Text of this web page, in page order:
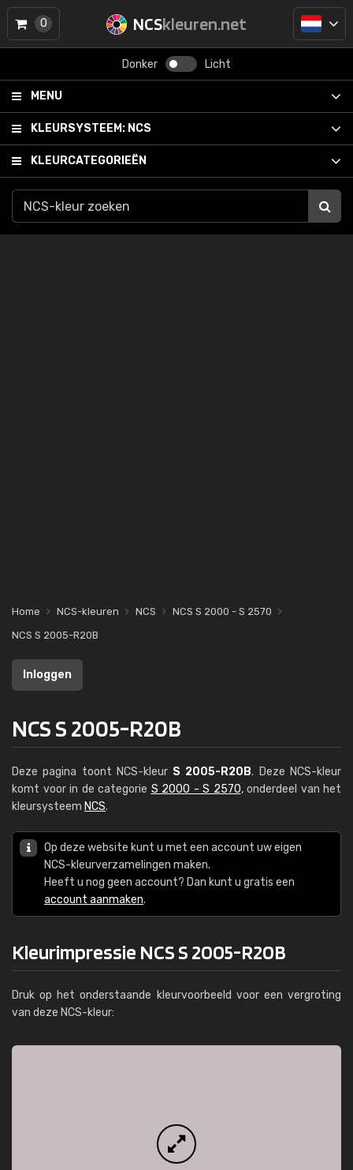
NCSkleuren.net
Donker Licht
MENU
KLEURSYSTEEM: NCS
KLEURCATEGORIEËN
0
Home NCS-kleuren NCS
NCS S 2000 - S 2570
NCS S 2005-R20B
Inloggen
NCS S 2005-R20B
Deze pagina toont NCS-kleur S 2005-R20B. Deze NCS-kleur
komt voor in de categorie S 2000 - S 2570, onderdeel van het
kleursysteem NCS.
Op deze website kunt u met een account uw eigen
NCS-kleurverzamelingen maken.
Heeft u nog geen account? Dan kunt u gratis een
account aanmaken.
Kleurimpressie NCS S 2005-R20B
Druk op het onderstaande kleurvoorbeeld voor een vergroting
van deze NCS-kleur: